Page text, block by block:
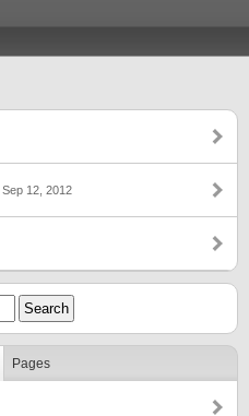
Sep 12, 2012
Pages